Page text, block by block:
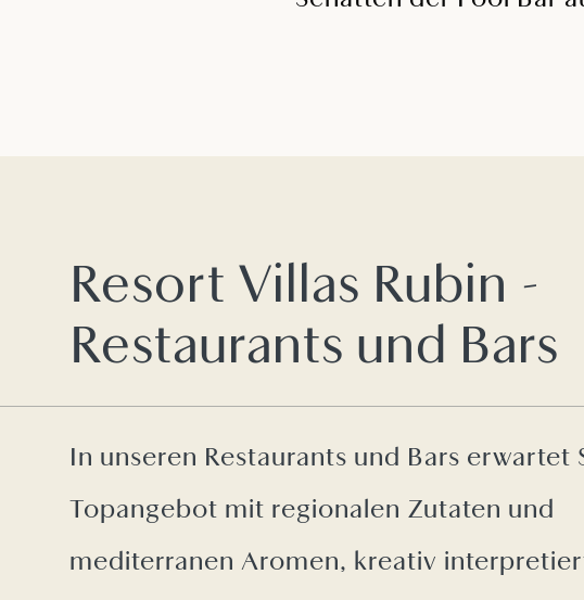
Resort Villas Rubin -
Restaurants und Bars
In unseren Restaurants und Bars erwartet
Topangebot mit regionalen Zutaten und
mediterranen Aromen, kreativ